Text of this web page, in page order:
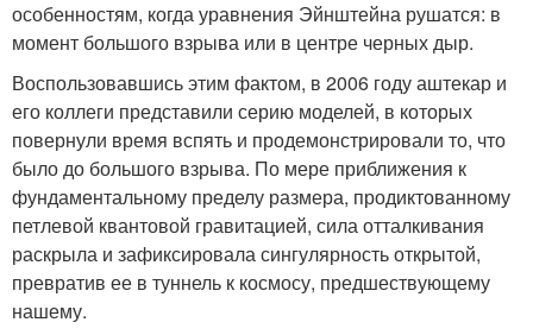
особенностям, когда уравнения Эйнштейна рушатся: в
момент большого взрыва или в центре черных дыр.
Воспользовавшись этим фактом, в 2006 году аштекар и
его коллеги представили серию моделей, в которых
повернули время вспять и продемонстрировали то, что
было до большого взрыва. По мере приближения к
фундаментальному пределу размера, продиктованному
петлевой квантовой гравитацией, сила отталкивания
раскрыла и зафиксировала сингулярность открытой,
превратив ее в туннель к космосу, предшествующему
нашему.